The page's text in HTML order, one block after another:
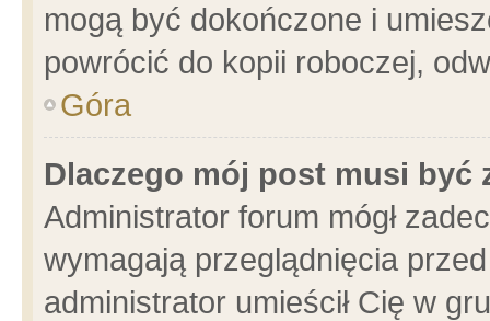
mogą być dokończone i
powrócić do kopii roboczej,
Góra
Dlaczego mój post musi być
Administrator forum mógł
wymagają przeglądnięcia
administrator umieścił Cię w